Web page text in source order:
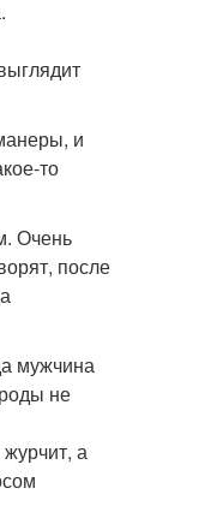
и
то
Очень
после
мужчина
не
а